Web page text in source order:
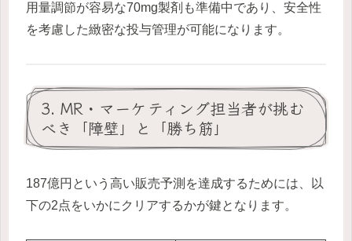
用量調節が容易な70mg製剤も準備中であり、安全性
を考慮した緻密な投与管理が可能になります。
3. MR・マーケティング担当者が挑む
べき「障壁」と「勝ち筋」
187億円という高い販売予測を達成するためには、以
下の2点をいかにクリアするかが鍵となります。